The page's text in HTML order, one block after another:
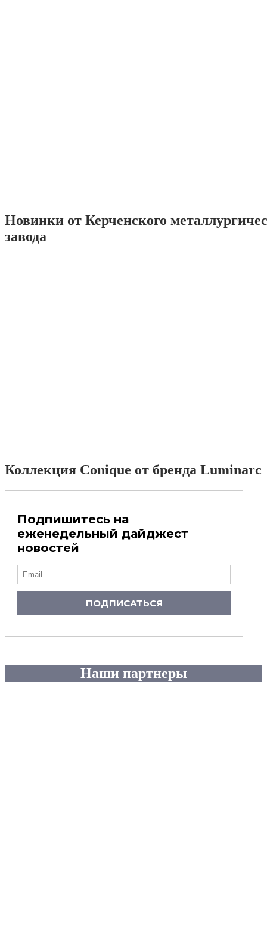
Новинки от Керченского
завода
Коллекция Conique от бренда Luminarc
Подпишитесь на
еженедельный дайджест
новостей
ПОДПИСАТЬСЯ
Наши партнеры